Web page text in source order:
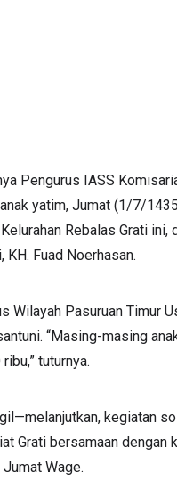
Pengurus IASS
yatim, Jumat (1/7/
Rebalas Grati
Fuad Noerhasan.
Wilayah Pasuruan Timur
“Masing-masing
tuturnya.
kegiatan
Grati bersamaan dengan
Wage.